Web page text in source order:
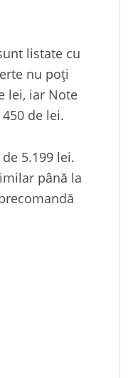
listate cu
nu poți
lei, iar Note
de lei.
5.199 lei.
până la